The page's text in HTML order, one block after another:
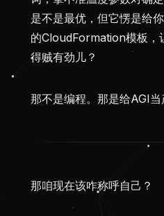
是不是最优，但它愣是给
的CloudFormation模板，
得贼有劲儿？
那不是编程。那是给AGI当
那咱现在该咋称呼自己？